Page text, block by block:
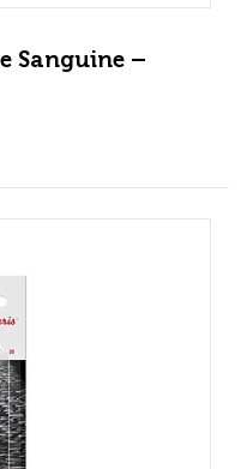
Sanguine –